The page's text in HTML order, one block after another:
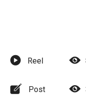
Reel
Post